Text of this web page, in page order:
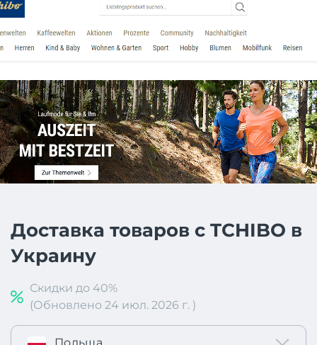
Доставка товаров с TCHIBO в
Украину
Скидки до 40%
(Обновлено 24 июл. 2026 г. )